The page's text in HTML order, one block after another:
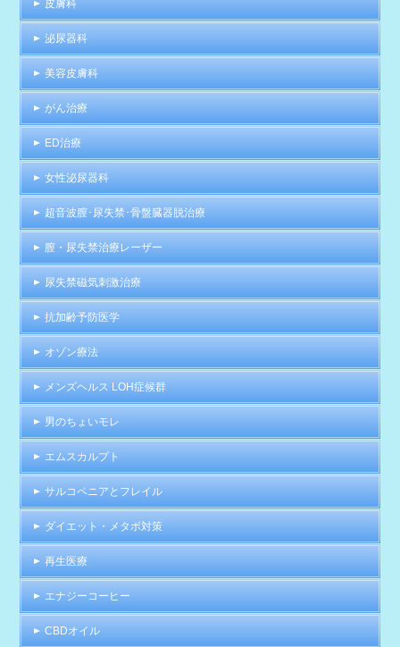
皮膚科
泌尿器科
美容皮膚科
がん治療
ED治療
女性泌尿器科
超音波膣･尿失禁･骨盤臓器脱治療
膣・尿失禁治療レーザー
尿失禁磁気刺激治療
抗加齢予防医学
オゾン療法
メンズヘルス LOH症候群
男のちょいモレ
エムスカルプト
サルコペニアとフレイル
ダイエット・メタボ対策
再生医療
エナジーコーヒー
CBDオイル